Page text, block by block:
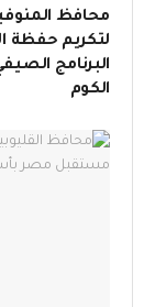
محافظ
لتكريم حفظة
البرنامج
الكوم